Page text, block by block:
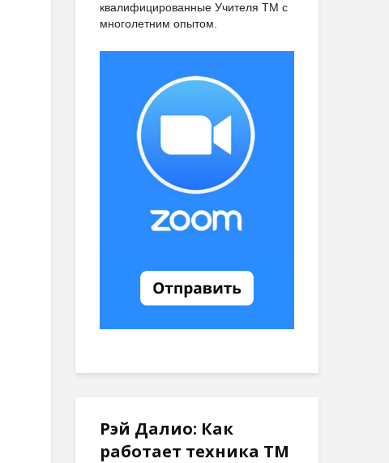
квалифицированные Учителя ТМ с
многолетним опытом.
Рэй Далио: Как
работает техника ТМ